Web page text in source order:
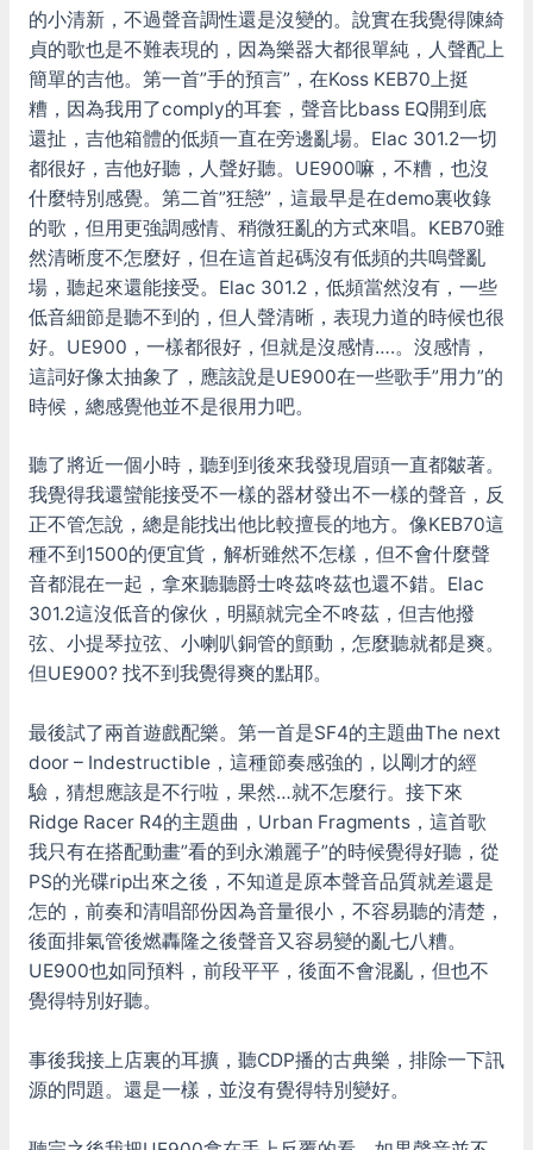
的小清新，不過聲音調性還是沒變的。說實在我覺得陳綺
貞的歌也是不難表現的，因為樂器大都很單純，人聲配上
簡單的吉他。第一首”手的預言”，在Koss KEB70上挺
糟，因為我用了comply的耳套，聲音比bass EQ開到底
還扯，吉他箱體的低頻一直在旁邊亂場。Elac 301.2一切
都很好，吉他好聽，人聲好聽。UE900嘛，不糟，也沒
什麼特別感覺。第二首”狂戀”，這最早是在demo裏收錄
的歌，但用更強調感情、稍微狂亂的方式來唱。KEB70雖
然清晰度不怎麼好，但在這首起碼沒有低頻的共嗚聲亂
場，聽起來還能接受。Elac 301.2，低頻當然沒有，一些
低音細節是聽不到的，但人聲清晰，表現力道的時候也很
好。UE900，一樣都很好，但就是沒感情….。沒感情，
這詞好像太抽象了，應該說是UE900在一些歌手”用力”的
時候，總感覺他並不是很用力吧。
聽了將近一個小時，聽到到後來我發現眉頭一直都皺著。
我覺得我還蠻能接受不一樣的器材發出不一樣的聲音，反
正不管怎說，總是能找出他比較擅長的地方。像KEB70這
種不到1500的便宜貨，解析雖然不怎樣，但不會什麼聲
音都混在一起，拿來聽聽爵士咚茲咚茲也還不錯。Elac
301.2這沒低音的傢伙，明顯就完全不咚茲，但吉他撥
弦、小提琴拉弦、小喇叭銅管的顫動，怎麼聽就都是爽。
但UE900? 找不到我覺得爽的點耶。
最後試了兩首遊戲配樂。第一首是SF4的主題曲The next
door – Indestructible，這種節奏感強的，以剛才的經
驗，猜想應該是不行啦，果然…就不怎麼行。接下來
Ridge Racer R4的主題曲，Urban Fragments，這首歌
我只有在搭配動畫”看的到永瀨麗子”的時候覺得好聽，從
PS的光碟rip出來之後，不知道是原本聲音品質就差還是
怎的，前奏和清唱部份因為音量很小，不容易聽的清楚，
後面排氣管後燃轟隆之後聲音又容易變的亂七八糟。
UE900也如同預料，前段平平，後面不會混亂，但也不
覺得特別好聽。
事後我接上店裏的耳擴，聽CDP播的古典樂，排除一下訊
源的問題。還是一樣，並沒有覺得特別變好。